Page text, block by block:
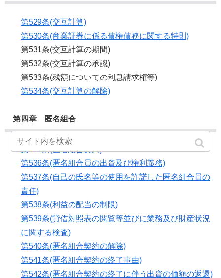
第529条(交互計算)
第530条(商業証券に係る債権債務に関する特則)
第531条(交互計算の期間)
第532条(交互計算の承認)
第533条(残額についての利息請求権等)
第534条(交互計算の解除)
第四章 匿名組合
第535条(匿名組合契約)
第536条(匿名組合員の出資及び権利義務)
第537条(自己の氏名等の使用を許諾した匿名組合員の
責任)
第538条(利益の配当の制限)
第539条(貸借対照表の閲覧等並びに業務及び財産状況
に関する検査)
第540条(匿名組合契約の解除)
第541条(匿名組合契約の終了事由)
第542条(匿名組合契約の終了に伴う出資の価額の返還)